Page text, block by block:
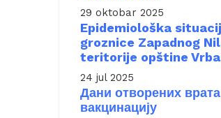
29 oktobar 2025
Epidemiološka
groznice Zapadnog
teritorije opštine
24 jul 2025
Дани отворених
вакцинацију